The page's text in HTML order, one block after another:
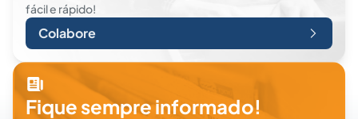
fácil e rápido!
Colabore
Fique sempre informado!